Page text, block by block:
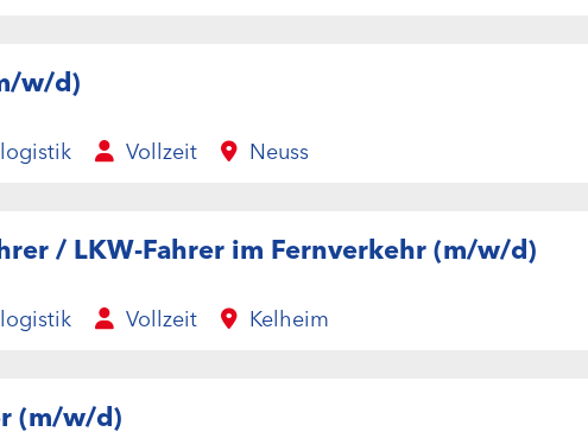
w/d)
Vollzeit Neuss
/ LKW-Fahrer im Fernverkehr (m/w/d)
Vollzeit Kelheim
(m/w/d)